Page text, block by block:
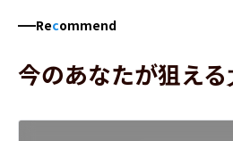
Recommend
今のあなたが狙え